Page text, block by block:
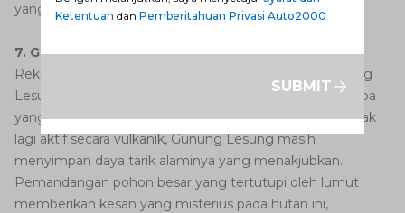
yang memukau serta hamparan lautan yang luas.
7. Gunung Lesung
Rekomendasi gunung di Bali yang terakhir yaitu Gunung
Lesung. Gunung Lesung adalah salah satu gunung purba
yang sudah tidak aktif lagi, terletak di Bali. Meskipun tidak
lagi aktif secara vulkanik, Gunung Lesung masih
menyimpan daya tarik alaminya yang menakjubkan.
Pemandangan pohon besar yang tertutupi oleh lumut
memberikan kesan yang misterius pada hutan ini,
Ketentuan dan Pemberitahuan Privasi Auto2000
SUBMIT